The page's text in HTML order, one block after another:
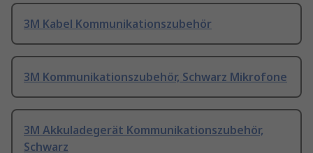
3M Kabel Kommunikationszubehör
3M Kommunikationszubehör, Schwarz Mikrofone
3M Akkuladegerät Kommunikationszubehör,
Schwarz